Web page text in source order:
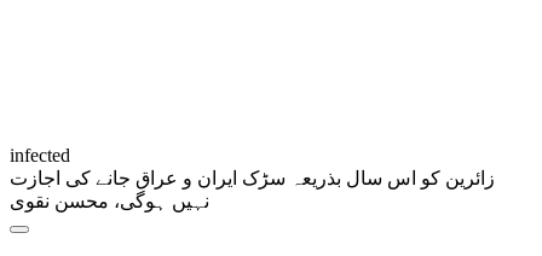
infected
زائرین کو اس سال بذریعہ سڑک ایران و عراق جانے کی اجازت
نہیں ہوگی، محسن نقوی